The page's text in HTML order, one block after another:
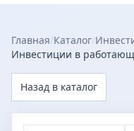
Главная/Каталог/
Инвестиции в
Назад в каталог